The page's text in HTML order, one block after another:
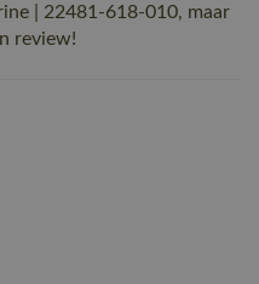
| 22481-618-010, maar
review!